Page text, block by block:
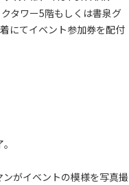
タワー5階もしくは書泉グ
にてイベント参加券を配付
がイベントの模様を写真撮